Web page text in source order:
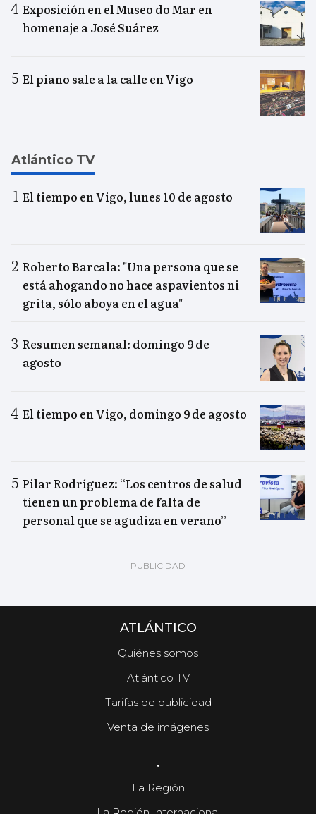
Exposición en el Museo do Mar en
homenaje a José Suárez
El piano sale a la calle en Vigo
Atlántico TV
El tiempo en Vigo, lunes 10 de agosto
Roberto Barcala: "Una persona que se
está ahogando no hace aspavientos ni
grita, sólo aboya en el agua"
Resumen semanal: domingo 9 de
agosto
El tiempo en Vigo, domingo 9 de agosto
Pilar Rodríguez: “Los centros de salud
tienen un problema de falta de
personal que se agudiza en verano”
ATLÁNTICO
Quiénes somos
Atlántico TV
Tarifas de publicidad
Venta de imágenes
.
La Región